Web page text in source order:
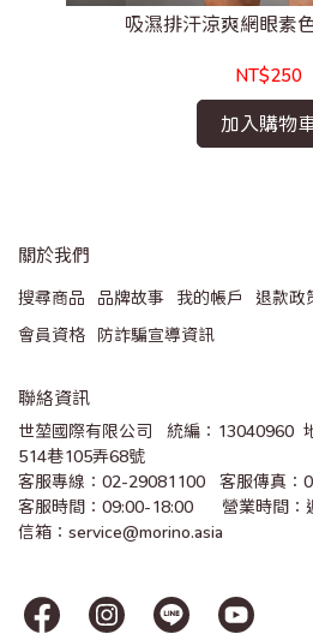
吸濕排汗涼爽網眼素
NT$250
加入購物
關於我們
搜尋商品 品牌故事 我的帳戶 退款政
會員資格
防詐騙宣導資訊
聯絡資訊
世堃國際有限公司   統編：13040960
514巷105弄68號
客服專線：02-29081100   客服傳真：
客服時間：09:00-18:00      營業時間：
信箱：service@morino.asia